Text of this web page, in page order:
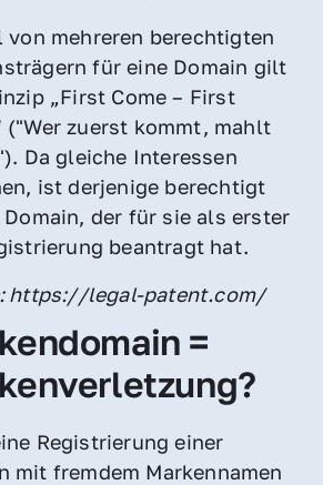
von mehreren berechtigten
für eine Domain gilt
„First Come – First
("Wer zuerst kommt, mahlt
Da gleiche Interessen
ist derjenige berechtigt
der für sie als erster
beantragt hat.
https://legal-patent.com/
=
Registrierung einer
mit fremdem Markennamen